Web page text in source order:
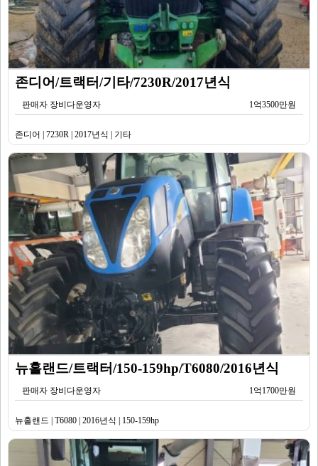
존디어/트랙터/기타/7230R/2017년식
판매자 장비다운영자 1억3500만원
존디어 | 7230R | 2017년식 | 기타
뉴홀랜드/트랙터/150-159hp/T6080/2016년식
판매자 장비다운영자 1억1700만원
뉴홀랜드 | T6080 | 2016년식 | 150-159hp